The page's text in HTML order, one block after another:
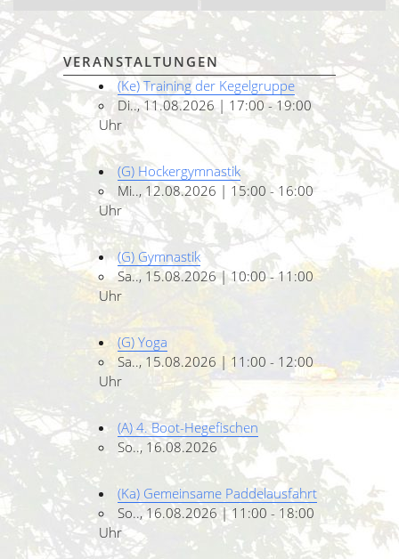
VERANSTALTUNGEN
(Ke) Training der Kegelgruppe
Di.., 11.08.2026 | 17:00 - 19:00
Uhr
(G) Hockergymnastik
Mi.., 12.08.2026 | 15:00 - 16:00
Uhr
(G) Gymnastik
Sa.., 15.08.2026 | 10:00 - 11:00
Uhr
(G) Yoga
Sa.., 15.08.2026 | 11:00 - 12:00
Uhr
(A) 4. Boot-Hegefischen
So.., 16.08.2026
(Ka) Gemeinsame Paddelausfahrt
So.., 16.08.2026 | 11:00 - 18:00
Uhr